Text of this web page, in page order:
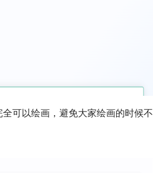
可以绘画，避免大家绘画的时候不